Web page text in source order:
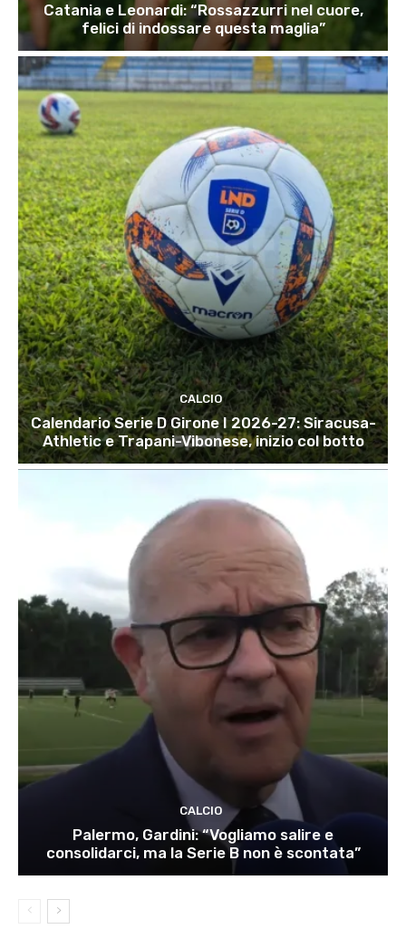
Catania e Leonardi: “Rossazzurri nel cuore,
felici di indossare questa maglia”
CALCIO
Calendario Serie D Girone I 2026-27: Siracusa-
Athletic e Trapani-Vibonese, inizio col botto
CALCIO
Palermo, Gardini: “Vogliamo salire e
consolidarci, ma la Serie B non è scontata”